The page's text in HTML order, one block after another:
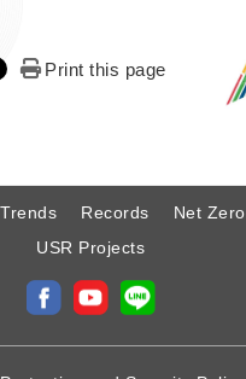
Print this page
Trends Records Net Zero
USR Projects